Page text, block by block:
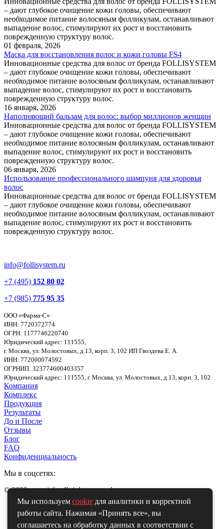
– дают глубокое очищение кожи головы, обеспечивают
необходимое питание волосяным фолликулам, останавливают
выпадение волос, стимулируют их рост и восстановить
поврежденную структуру волос.
01 февраля, 2026
Маска для восстановления волос и кожи головы FS4
Инновационные средства для волос от бренда FOLLISYSTEM
– дают глубокое очищение кожи головы, обеспечивают
необходимое питание волосяным фолликулам, останавливают
выпадение волос, стимулируют их рост и восстановить
поврежденную структуру волос.
16 января, 2026
Наполняющий бальзам для волос: выбор миллионов женщин
Инновационные средства для волос от бренда FOLLISYSTEM
– дают глубокое очищение кожи головы, обеспечивают
необходимое питание волосяным фолликулам, останавливают
выпадение волос, стимулируют их рост и восстановить
поврежденную структуру волос.
06 января, 2026
Использование профессионального шампуня для здоровья
волос
Инновационные средства для волос от бренда FOLLISYSTEM
– дают глубокое очищение кожи головы, обеспечивают
необходимое питание волосяным фолликулам, останавливают
выпадение волос, стимулируют их рост и восстановить
поврежденную структуру волос.
info@follisystem.ru
+7 (495) 152 80 02
+7 (985) 775 95 35
ООО «Фарма-С»
ИНН: 7720372774
ОГРН: 1177746220740
Юридический адрес: 111555,
г. Москва, ул. Молостовых, д.13, корп. 3, 102 ИП Гвоздева Е. А.
ИНН: 772000074592
ОГРНИП: 323774600403357
Юридический адрес: 111555, г. Москва, ул. Молостовых, д.13, корп. 3, 102
Компания
Комплекс
Продукция
Результаты
До и После
Отзывы
Блог
FAQ
Конфиденциальность
Мы в соцсетях:
© 2023 copyright all right reserved
Мы используем cookie для аналитики и корректной
работы сайта. Нажимая «Принять все», вы
соглашаетесь на обработку данных в соответствии с